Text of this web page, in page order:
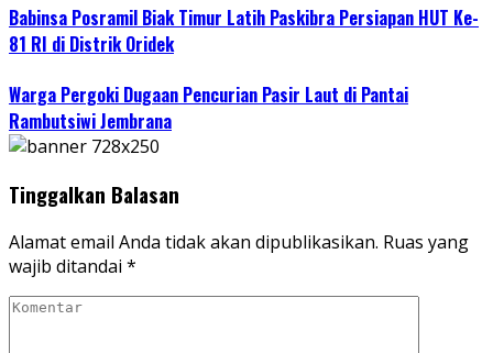
Babinsa Posramil Biak Timur Latih Paskibra Persiapan HUT Ke-
81 RI di Distrik Oridek
Warga Pergoki Dugaan Pencurian Pasir Laut di Pantai
Rambutsiwi Jembrana
Tinggalkan Balasan
Alamat email Anda tidak akan dipublikasikan. Ruas yang
wajib ditandai *